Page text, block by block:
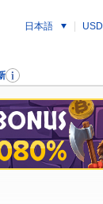
日本語 USD